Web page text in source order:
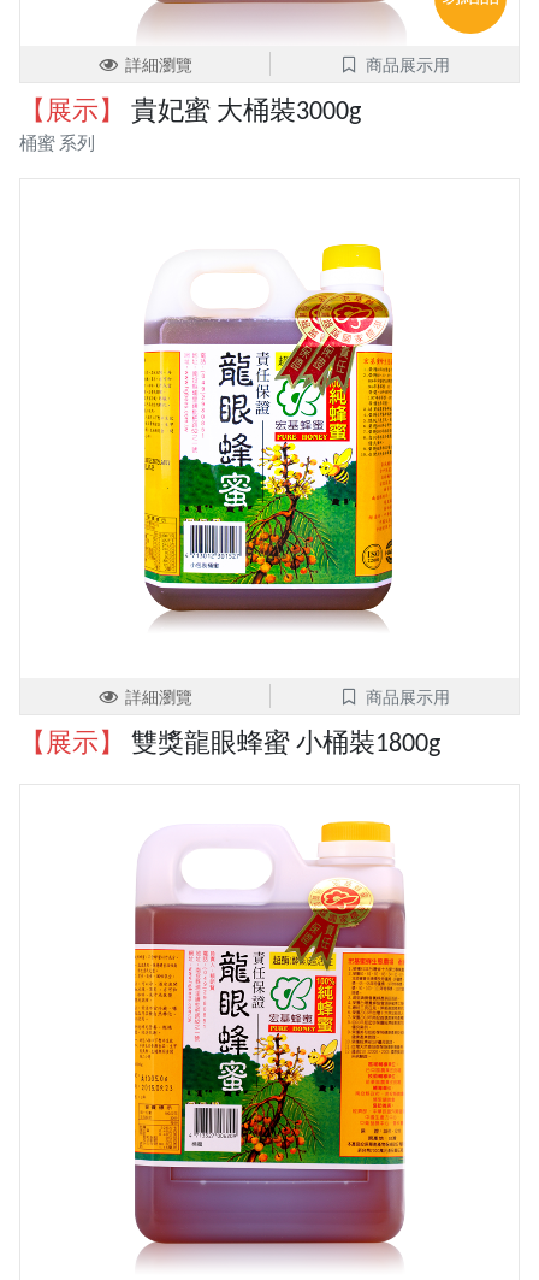
詳細瀏覽 商品展示用
【展示】 貴妃蜜 大桶裝3000g
桶蜜 系列
詳細瀏覽 商品展示用
【展示】 雙獎龍眼蜂蜜 小桶裝1800g